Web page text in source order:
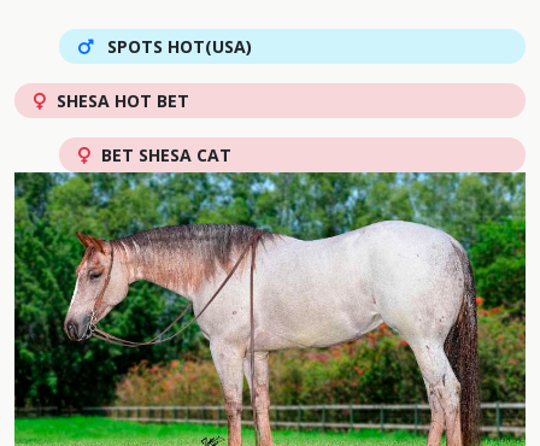
SPOTS HOT(USA)
SHESA HOT BET
BET SHESA CAT